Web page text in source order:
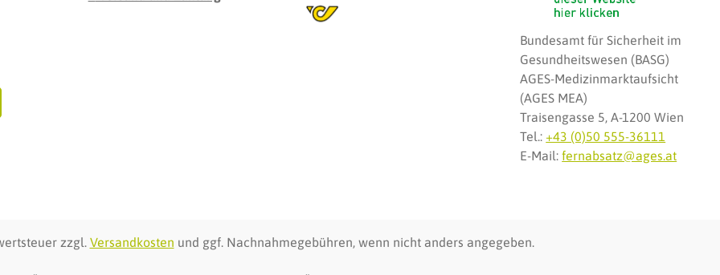
Bundesamt für Sicherheit im
Gesundheitswesen (BASG)
AGES-Medizinmarktaufsicht
(AGES MEA)
Traisengasse 5, A-1200 Wien
Tel.:+43 (0)50 555-36111
E-Mail:fernabsatz@ages.at
zzgl. Versandkosten und ggf. Nachnahmegebühren, wenn nicht anders angegeben.